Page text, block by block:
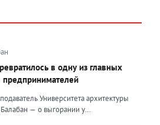
в одну из главных
Университета архитектуры
— о выгорании у